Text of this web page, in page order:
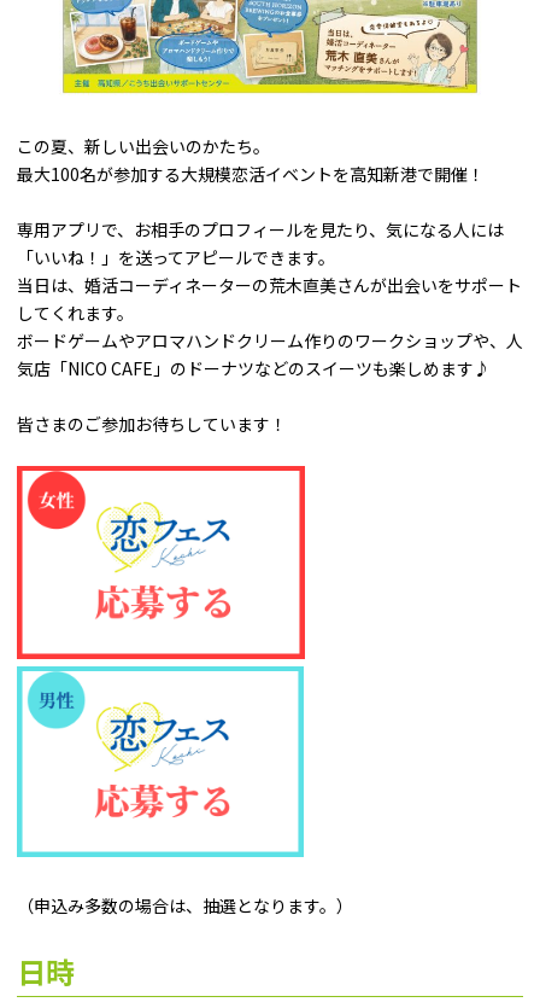
この夏、新しい出会いのかたち。
最大100名が参加する大規模恋活イベントを高知新港で開催！
専用アプリで、お相手のプロフィールを見たり、気になる人には
「いいね！」を送ってアピールできます。
当日は、婚活コーディネーターの荒木直美さんが出会いをサポート
してくれます。
ボードゲームやアロマハンドクリーム作りのワークショップや、人
気店「NICO CAFE」のドーナツなどのスイーツも楽しめます♪
皆さまのご参加お待ちしています！
（申込み多数の場合は、抽選となります。）
日時